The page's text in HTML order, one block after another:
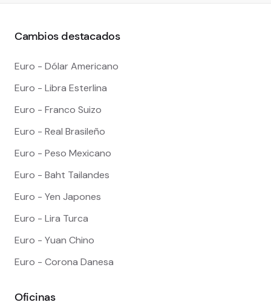
Cambios destacados
Euro - Dólar Americano
Euro - Libra Esterlina
Euro - Franco Suizo
Euro - Real Brasileño
Euro - Peso Mexicano
Euro - Baht Tailandes
Euro - Yen Japones
Euro - Lira Turca
Euro - Yuan Chino
Euro - Corona Danesa
Oficinas